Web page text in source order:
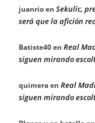
juanrioen Sekulic,
será que la afición
Batiste40en Real
siguen mirando
quimeraen Real
siguen mirando